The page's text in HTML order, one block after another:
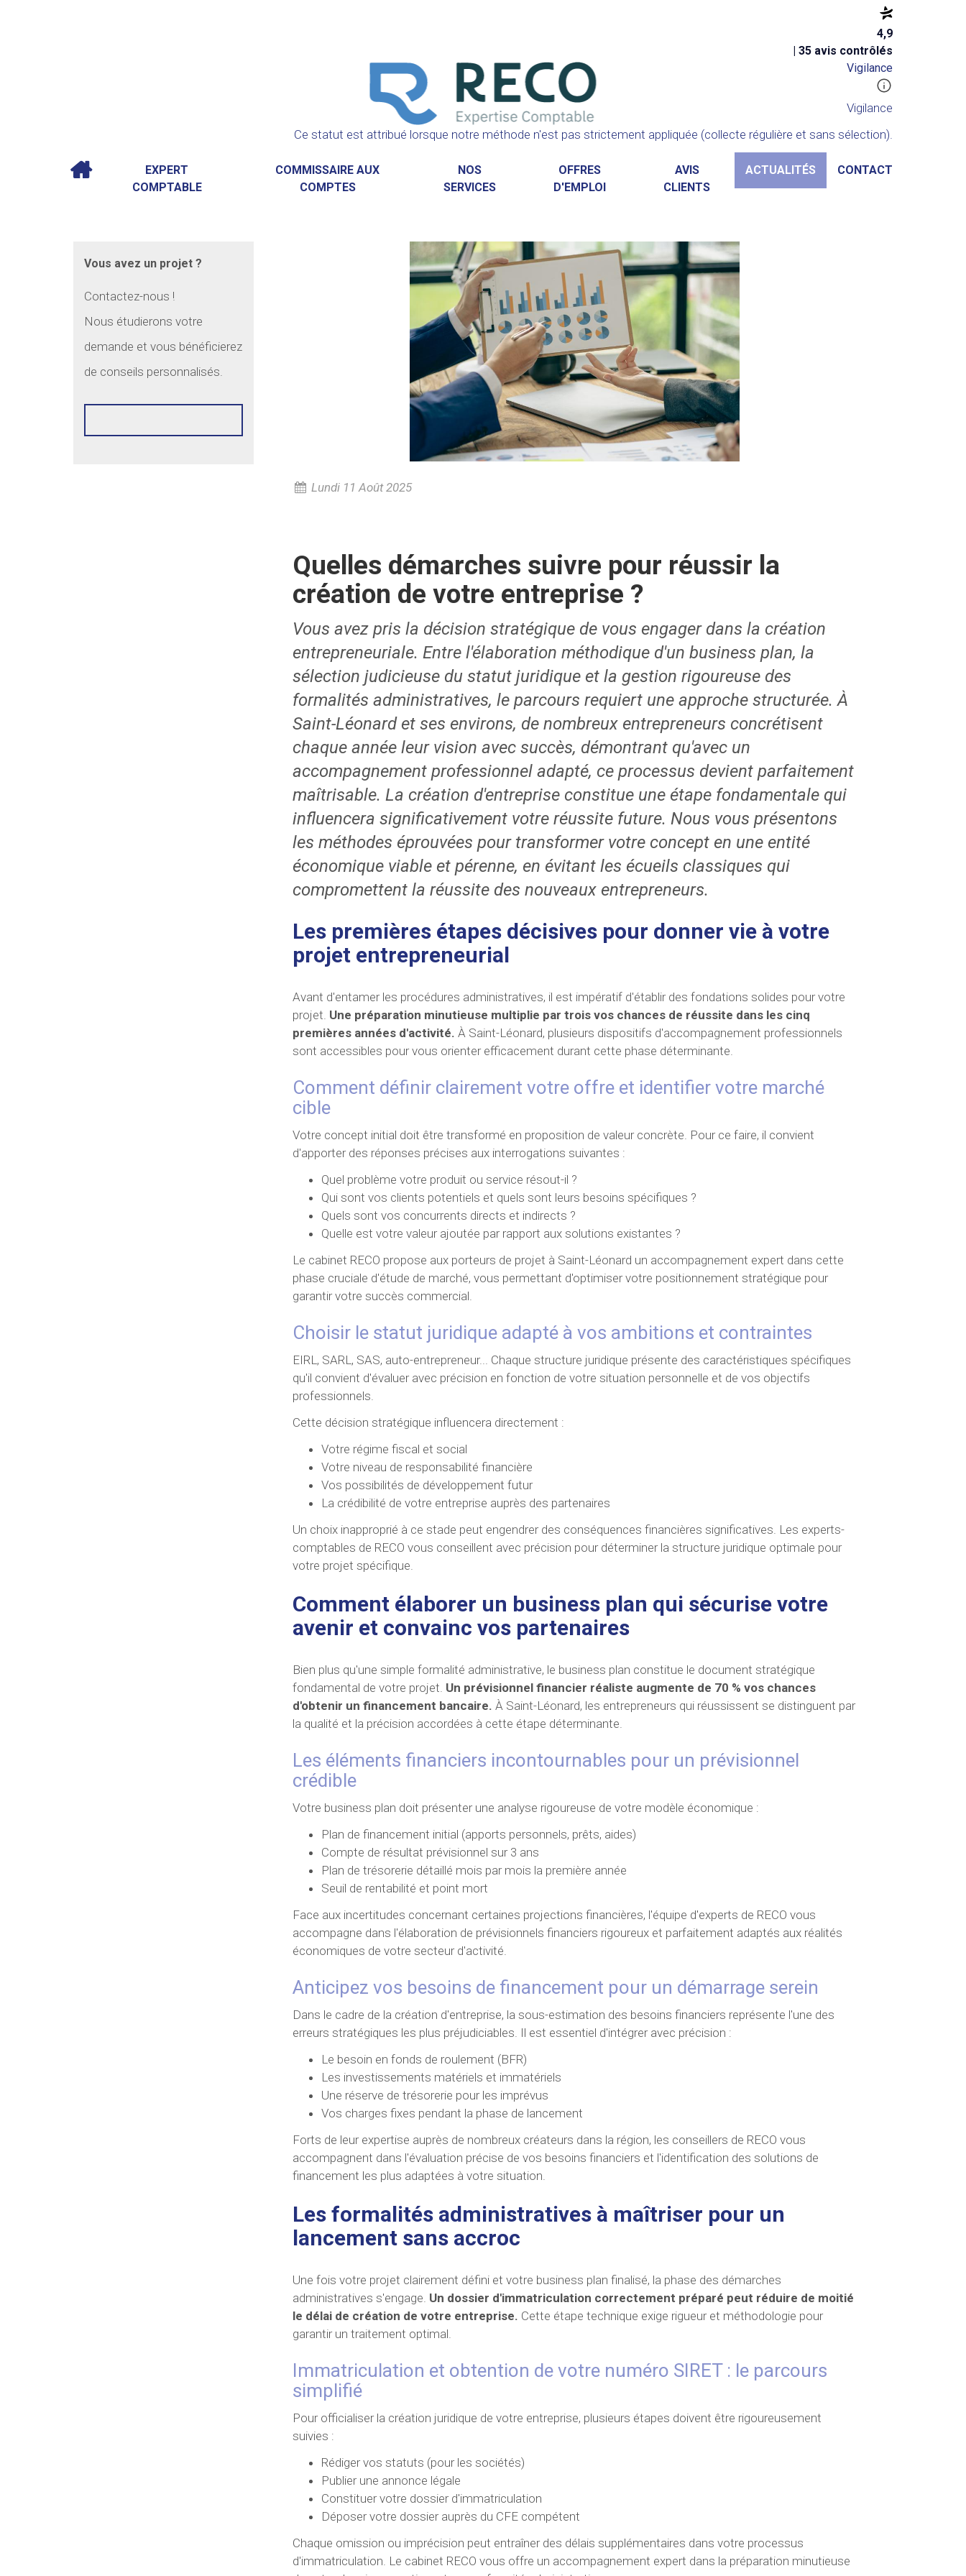
4,9
| 35 avis contrôlés
Vigilance
Vigilance
Ce statut est attribué lorsque notre méthode n'est pas strictement appliquée (collecte régulière et sans sélection).
EXPERT
COMPTABLE
COMMISSAIRE AUX
COMPTES
NOS
SERVICES
OFFRES
D'EMPLOI
AVIS
CLIENTS
ACTUALITÉS CONTACT
Vous avez un projet ?
Contactez-nous !
Nous étudierons votre
demande et vous bénéficierez
de conseils personnalisés.
Lundi 11 Août 2025
Quelles démarches suivre pour réussir la
création de votre entreprise ?
Vous avez pris la décision stratégique de vous engager dans la création
entrepreneuriale. Entre l'élaboration méthodique d'un business plan, la
sélection judicieuse du statut juridique et la gestion rigoureuse des
formalités administratives, le parcours requiert une approche structurée. À
Saint-Léonard et ses environs, de nombreux entrepreneurs concrétisent
chaque année leur vision avec succès, démontrant qu'avec un
accompagnement professionnel adapté, ce processus devient parfaitement
maîtrisable. La création d'entreprise constitue une étape fondamentale qui
influencera significativement votre réussite future. Nous vous présentons
les méthodes éprouvées pour transformer votre concept en une entité
économique viable et pérenne, en évitant les écueils classiques qui
compromettent la réussite des nouveaux entrepreneurs.
Les premières étapes décisives pour donner vie à votre
projet entrepreneurial
Avant d'entamer les procédures administratives, il est impératif d'établir des fondations solides pour votre
projet. Une préparation minutieuse multiplie par trois vos chances de réussite dans les cinq
premières années d'activité. À Saint-Léonard, plusieurs dispositifs d'accompagnement professionnels
sont accessibles pour vous orienter efficacement durant cette phase déterminante.
Comment définir clairement votre offre et identifier votre marché
cible
Votre concept initial doit être transformé en proposition de valeur concrète. Pour ce faire, il convient
d'apporter des réponses précises aux interrogations suivantes :
Quel problème votre produit ou service résout-il ?
Qui sont vos clients potentiels et quels sont leurs besoins spécifiques ?
Quels sont vos concurrents directs et indirects ?
Quelle est votre valeur ajoutée par rapport aux solutions existantes ?
Le cabinet RECO propose aux porteurs de projet à Saint-Léonard un accompagnement expert dans cette
phase cruciale d'étude de marché, vous permettant d'optimiser votre positionnement stratégique pour
garantir votre succès commercial.
Choisir le statut juridique adapté à vos ambitions et contraintes
EIRL, SARL, SAS, auto-entrepreneur... Chaque structure juridique présente des caractéristiques spécifiques
qu'il convient d'évaluer avec précision en fonction de votre situation personnelle et de vos objectifs
professionnels.
Cette décision stratégique influencera directement :
Votre régime fiscal et social
Votre niveau de responsabilité financière
Vos possibilités de développement futur
La crédibilité de votre entreprise auprès des partenaires
Un choix inapproprié à ce stade peut engendrer des conséquences financières significatives. Les experts-
comptables de RECO vous conseillent avec précision pour déterminer la structure juridique optimale pour
votre projet spécifique.
Comment élaborer un business plan qui sécurise votre
avenir et convainc vos partenaires
Bien plus qu'une simple formalité administrative, le business plan constitue le document stratégique
fondamental de votre projet. Un prévisionnel financier réaliste augmente de 70 % vos chances
d'obtenir un financement bancaire. À Saint-Léonard, les entrepreneurs qui réussissent se distinguent par
la qualité et la précision accordées à cette étape déterminante.
Les éléments financiers incontournables pour un prévisionnel
crédible
Votre business plan doit présenter une analyse rigoureuse de votre modèle économique :
Plan de financement initial (apports personnels, prêts, aides)
Compte de résultat prévisionnel sur 3 ans
Plan de trésorerie détaillé mois par mois la première année
Seuil de rentabilité et point mort
Face aux incertitudes concernant certaines projections financières, l'équipe d'experts de RECO vous
accompagne dans l'élaboration de prévisionnels financiers rigoureux et parfaitement adaptés aux réalités
économiques de votre secteur d'activité.
Anticipez vos besoins de financement pour un démarrage serein
Dans le cadre de la création d'entreprise, la sous-estimation des besoins financiers représente l'une des
erreurs stratégiques les plus préjudiciables. Il est essentiel d'intégrer avec précision :
Le besoin en fonds de roulement (BFR)
Les investissements matériels et immatériels
Une réserve de trésorerie pour les imprévus
Vos charges fixes pendant la phase de lancement
Forts de leur expertise auprès de nombreux créateurs dans la région, les conseillers de RECO vous
accompagnent dans l'évaluation précise de vos besoins financiers et l'identification des solutions de
financement les plus adaptées à votre situation.
Les formalités administratives à maîtriser pour un
lancement sans accroc
Une fois votre projet clairement défini et votre business plan finalisé, la phase des démarches
administratives s'engage. Un dossier d'immatriculation correctement préparé peut réduire de moitié
le délai de création de votre entreprise. Cette étape technique exige rigueur et méthodologie pour
garantir un traitement optimal.
Immatriculation et obtention de votre numéro SIRET : le parcours
simplifié
Pour officialiser la création juridique de votre entreprise, plusieurs étapes doivent être rigoureusement
suivies :
Rédiger vos statuts (pour les sociétés)
Publier une annonce légale
Constituer votre dossier d'immatriculation
Déposer votre dossier auprès du CFE compétent
Chaque omission ou imprécision peut entraîner des délais supplémentaires dans votre processus
d'immatriculation. Le cabinet RECO vous offre un accompagnement expert dans la préparation minutieuse